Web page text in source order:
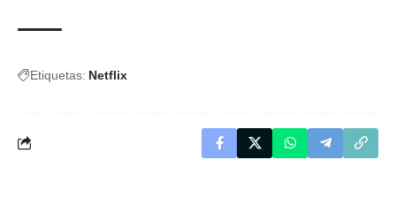
Etiquetas: Netflix